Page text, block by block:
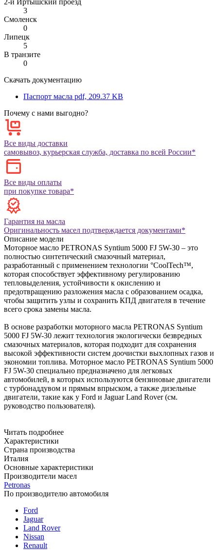
3
Смоленск
0
Липецк
5
В транзите
0
Скачать документацию
Паспорт масла pdf, 209.37 KB
Почему с нами выгодно?
Все виды доставки
самовывоз, курьерская служба, доставка по всей России*
Все виды оплаты
при покупке товара*
Гарантия на масла
Оригинальность масел подтверждается документами*
Описание модели
Моторное масло PETRONAS Syntium 5000 FJ 5W-30 – это
полностью синтетический смазочный материал,
разработанный с применением технологии °CoolTech™,
которая способствует эффективному регулированию
тепловыделения, устойчивости к окислению и
предотвращению разложения масла с образованием осадка,
чтобы защитить узлы и сохранить КПД двигателя в течение
всего срока замены масла.
В основе разработки моторного масла PETRONAS Syntium
5000 FJ 5W-30 лежит технология экологически безвредных
смазочных материалов, которая подходит для сохранения
высокой эффективности систем доочистки выхлопных газов и
экономии топлива. Моторное масло PETRONAS Syntium 5000
FJ 5W-30 специально предназначено для легковых
автомобилей, в которых используются бензиновые двигатели
с турбонаддувом и прямым впрыском, а также дизельные
двигатели, такие как у Ford и Jaguar Land Rover (см.
руководство пользователя).
Читать подробнее
Характеристики
Страна производства
Италия
Основные характеристики
Производители масел
Petronas
По производителю автомобиля
Ford
Jaguar
Land Rover
Nissan
Renault